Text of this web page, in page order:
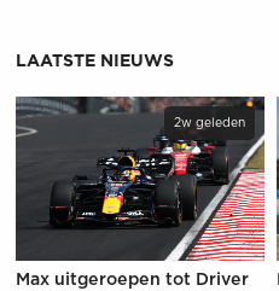
LAATSTE NIEUWS
2w geleden
Max uitgeroepen tot Driver